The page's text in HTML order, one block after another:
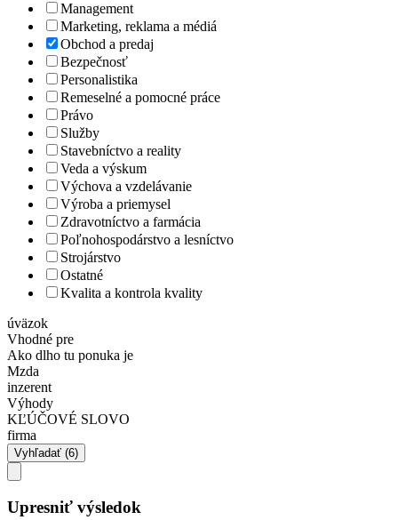
Management
Marketing, reklama a médiá
Obchod a predaj
Bezpečnosť
Personalistika
Remeselné a pomocné práce
Právo
Služby
Stavebníctvo a reality
Veda a výskum
Výchova a vzdelávanie
Výroba a priemysel
Zdravotníctvo a farmácia
Poľnohospodárstvo a lesníctvo
Strojárstvo
Ostatné
Kvalita a kontrola kvality
úväzok
Vhodné pre
Ako dlho tu ponuka je
Mzda
inzerent
Výhody
KĽÚČOVÉ SLOVO
firma
Upresniť výsledok